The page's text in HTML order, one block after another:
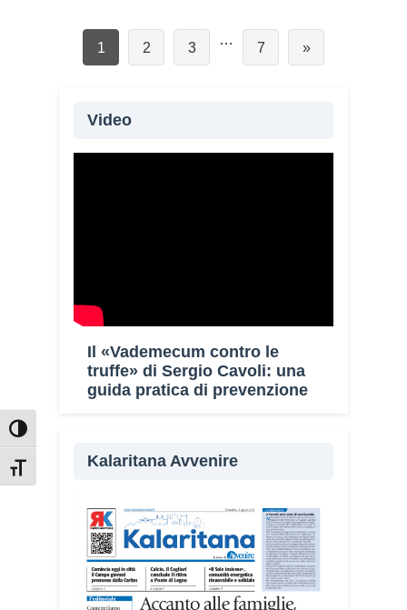
Attiva/disattiva alto contrasto
Attiva/disattiva dimensione testo
Pagina
1 Pagina
2 Pagina
3
… Pagina
7 »
Video
Il «Vademecum contro le
truffe» di Sergio Cavoli: una
guida pratica di prevenzione
Kalaritana Avvenire